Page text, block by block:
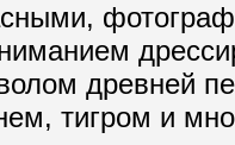
древней
тигром и